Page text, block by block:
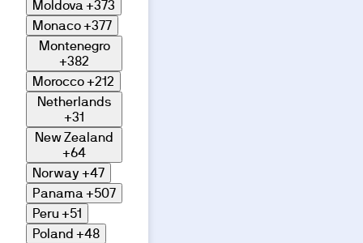
Moldova +373
Monaco+377
Montenegro
+382
Morocco+212
Netherlands
+31
New Zealand
+64
Norway +47
Panama +507
Peru +51
Poland +48